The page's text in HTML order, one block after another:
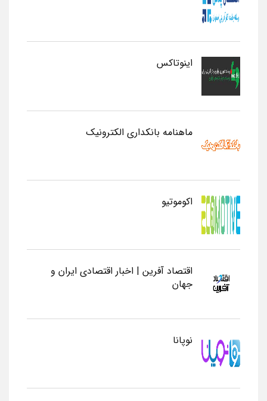
اینوتاکس
ماهنامه بانکداری الکترونیک
اکوموتیو
اقتصاد آفرین | اخبار اقتصادی ایران و
جهان
نوپانا